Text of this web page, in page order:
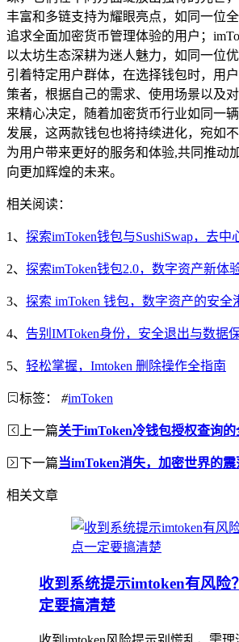
丰富和多链支持为耀眼亮点，如同一位
追求全面加密货币管理体验的用户；
以太坊生态深耕为迷人魅力，如同一位
引着特定用户群体，在选择钱包时，用
策者，根据自己的需求、使用场景以及
来精心决定，随着加密货币行业如同一
发展，这两款钱包也将持续进化，宛如
为用户带来更好的服务和体验,共同推动
向更加辉煌的未来。
相关阅读：
1、 探索imToken钱包与SushiSwap，去
2、 探索imToken钱包2.0，数字资产新体
3、 探索 imToken 钱包，数字资产的安全
4、 告别IMToken身份，安全退出与数据
5、 轻松掌握，Imtoken 删除操作全指南
标签： #imToken
上一篇关于imToken冷钱包授权查询
下一篇当imToken消失，加密世界的
相关文章
收到系统提示imtoken有风险
定要搞清楚